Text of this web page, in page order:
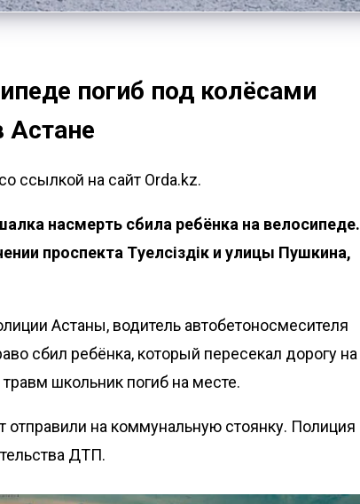
погиб под колёсами
Астане
ссылкой на сайт Orda.kz.
насмерть сбила ребёнка на велосипеде.
проспекта Тәуелсіздік и улицы Пушкина,
Астаны, водитель автобетоносмесителя
сбил ребёнка, который пересекал дорогу на
школьник погиб на месте.
отправили на коммунальную стоянку. Полиция
ДТП.